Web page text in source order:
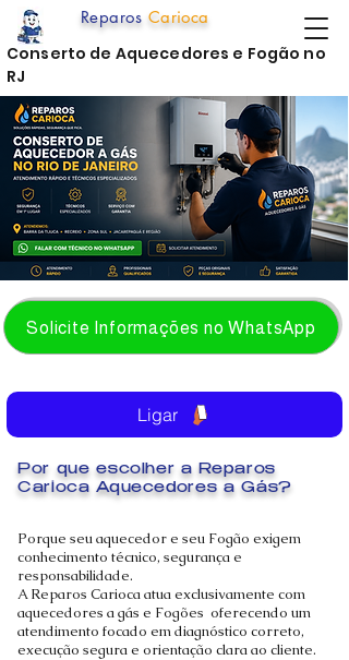
Solicite Informações no WhatsApp
Porque seu aquecedor e seu Fogão exigem
conhecimento técnico, segurança e
responsabilidade.
A Reparos Carioca atua exclusivamente com
aquecedores a gás e Fogões oferecendo um
atendimento focado em diagnóstico correto,
execução segura e orientação clara ao cliente.
Reparos Carioca
Por que escolher a Reparos
Carioca Aquecedores a Gás?
Ligar
Conserto de Aquecedores e Fogão no
RJ